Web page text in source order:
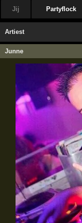
Jij Partyflock
Artiest
Junne